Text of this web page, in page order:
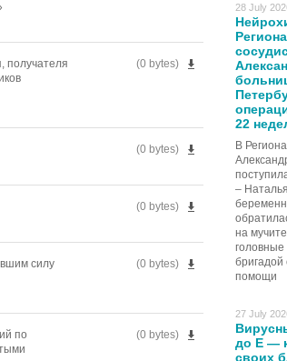
28 July
22
В
–
на
бригадой
помощи
27 July
до Е —
своих
(0 bytes)
получателя
(0 bytes)
(0 bytes)
(0 bytes)
силу
(0 bytes)
по